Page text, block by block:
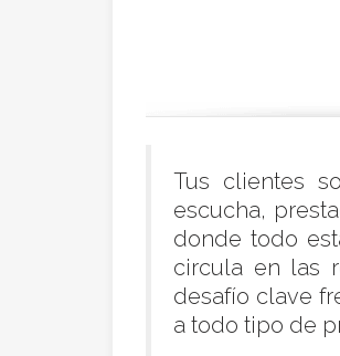
Tus clientes
escucha,
donde todo
circula en las
desafío clave
a todo tipo de